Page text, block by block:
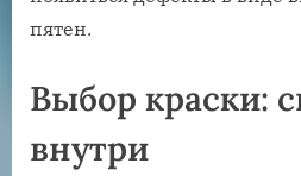
пятен.
Выбор краски:
внутри